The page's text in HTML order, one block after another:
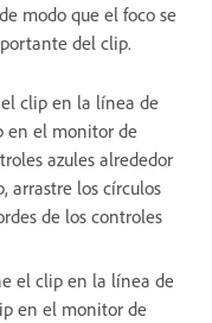
modo que el foco se
del clip.
clip en la línea de
en el monitor de
azules alrededor
arrastre los círculos
de los controles
el clip en la línea de
en el monitor de